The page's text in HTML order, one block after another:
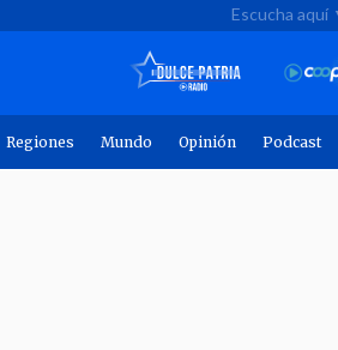
Escucha aquí
Regiones Mundo Opinión Podcast